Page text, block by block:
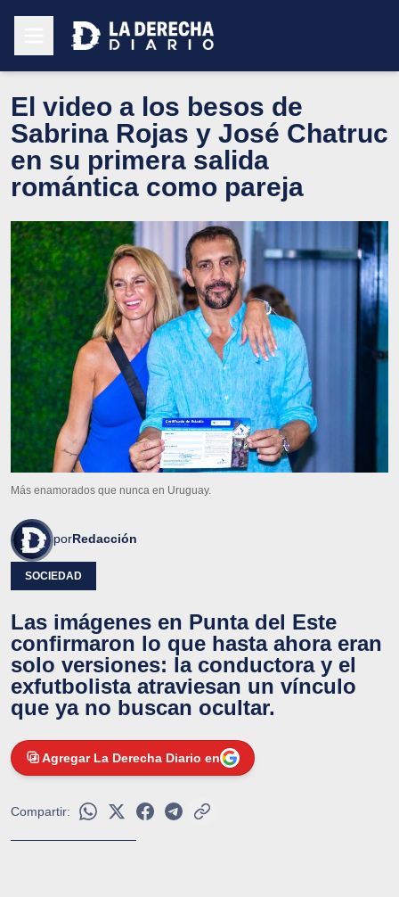
El video a los besos de
Sabrina Rojas y José Chatruc
en su primera salida
romántica como pareja
Más enamorados que nunca en Uruguay.
porRedacción
SOCIEDAD
Las imágenes en Punta del Este
confirmaron lo que hasta ahora eran
solo versiones: la conductora y el
exfutbolista atraviesan un vínculo
que ya no buscan ocultar.
Agregar La Derecha Diario en
Compartir: